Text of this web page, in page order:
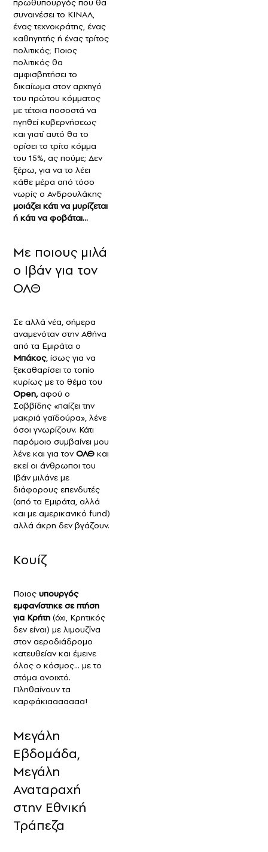
συναινέσει το ΚΙΝΑΛ,
ένας τεχνοκράτης, ένας
καθηγητής ή ένας τρίτος
πολιτικός; Ποιος
πολιτικός θα
αμφισβητήσει το
δικαίωμα στον αρχηγό
του πρώτου κόμματος
με τέτοια ποσοστά να
ηγηθεί κυβερνήσεως
και γιατί αυτό θα το
ορίσει το τρίτο κόμμα
του 15%, ας πούμε; Δεν
ξέρω, για να το λέει
κάθε μέρα από τόσο
νωρίς ο Ανδρουλάκης
μοιάζει κάτι να μυρίζεται
ή κάτι να φοβάται…
Με ποιους μιλά
ο Ιβάν για τον
ΟΛΘ
Σε αλλά νέα, σήμερα
αναμενόταν στην Αθήνα
από τα Εμιράτα ο
Μπάκος, ίσως για να
ξεκαθαρίσει το τοπίο
κυρίως με το θέμα του
Open,αφού ο
Σαββίδης «παίζει την
μακριά γαϊδούρα», λένε
όσοι γνωρίζουν. Κάτι
παρόμοιο συμβαίνει μου
λένε και για τονΟΛΘ και
εκεί οι άνθρωποι του
Ιβάν μιλάνε με
διάφορους επενδυτές
(από τα Εμιράτα, αλλά
και με αμερικανικό fund)
αλλά άκρη δεν βγάζουν.
Κουίζ
Ποιος υπουργός
εμφανίστηκε σε πτήση
για Κρήτη (όχι, Κρητικός
δεν είναι) με λιμουζίνα
στον αεροδιάδρομο
κατευθείαν και έμεινε
όλος ο κόσμος… με το
στόμα ανοιχτό.
Πληθαίνουν τα
καρφάκιααααααα!
Μεγάλη
Εβδομάδα,
Μεγάλη
Αναταραχή
στην Εθνική
Τράπεζα